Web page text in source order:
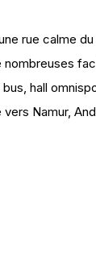
rue calme
nombreuses
hall
Namur,